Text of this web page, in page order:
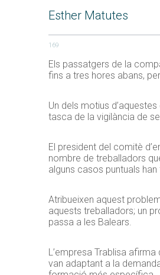
Esther Matutes
169
Els passatgers de la
fins a tres hores abans,
Un dels motius
tasca de la vigilància de
El president del comitè
nombre de treballadors
alguns casos puntuals
Atribueixen aquest
aquests treballadors; un
passa a les Balears.
L’empresa Trablisa
van adaptant a la